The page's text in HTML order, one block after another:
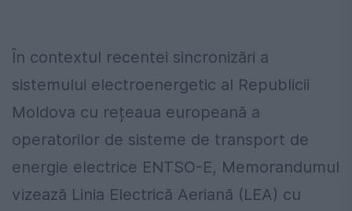
În contextul recentei sincronizări a
sistemului electroenergetic al Republicii
Moldova cu rețeaua europeană a
operatorilor de sisteme de transport de
energie electrice ENTSO-E, Memorandumul
vizează Linia Electrică Aeriană (LEA) cu